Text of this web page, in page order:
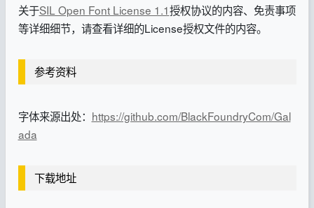
关于SIL Open Font License 1.1授权协议的内容、免责事项
等详细细节，请查看详细的License授权文件的内容。
参考资料
字体来源出处： https://github.com/BlackFoundryCom/Gal
ada
下载地址